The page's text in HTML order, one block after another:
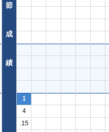
1
4
.15
節
成
績